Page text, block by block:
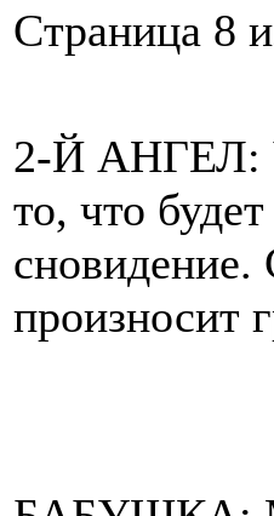
Cтраница 8
2-Й АНГЕЛ:
то, что
сновидение.
произносит